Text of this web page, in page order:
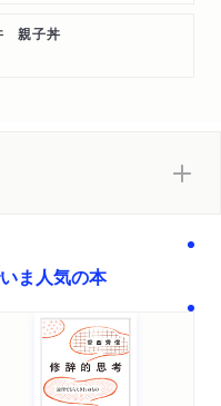
親子丼
いま人気の本